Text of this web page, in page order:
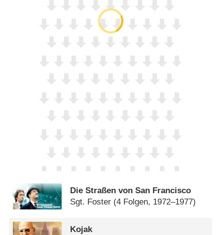
Die Straßen von San Francisco
Sgt. Foster (4 Folgen, 1972–1977)
Kojak